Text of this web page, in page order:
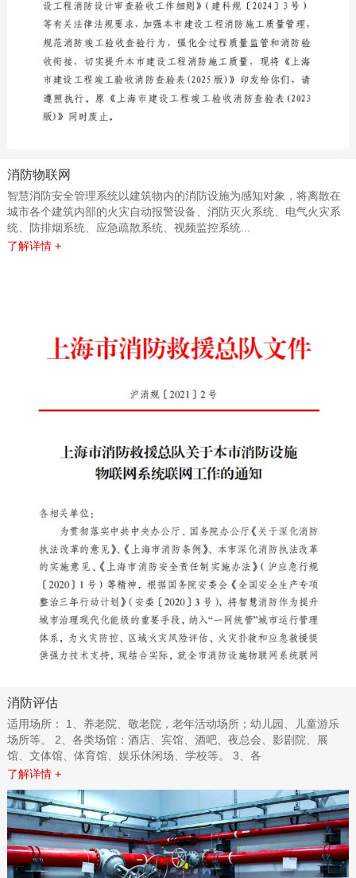
消防物联网
智慧消防安全管理系统以建筑物内的消防设施为感知对象，将离散在
城市各个建筑内部的火灾自动报警设备、消防灭火系统、电气火灾系
统、防排烟系统、应急疏散系统、视频监控系统...
了解详情 +
消防评估
适用场所： 1、养老院、敬老院，老年活动场所；幼儿园、儿童游乐
场所等。 2、各类场馆：酒店、宾馆、酒吧、夜总会、影剧院、展
馆、文体馆、体育馆、娱乐休闲场、学校等。 3、各
了解详情 +